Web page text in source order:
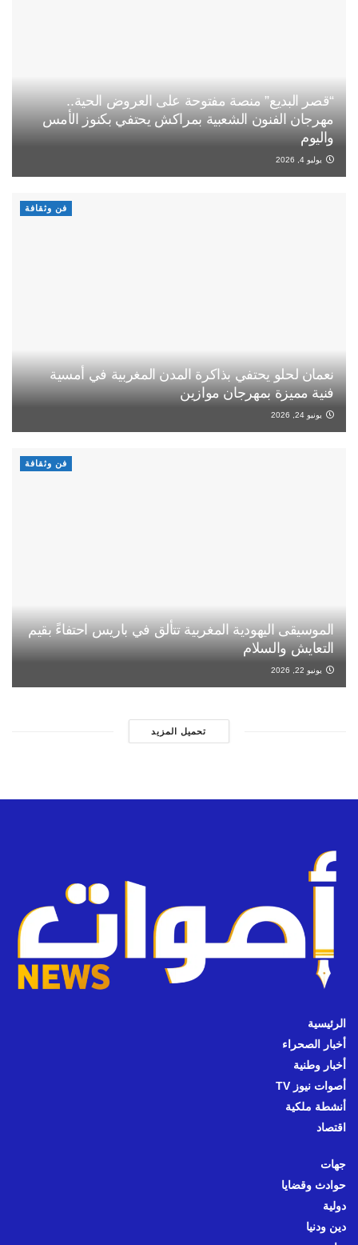
“قصر البديع” منصة مفتوحة على العروض الحية..
مهرجان الفنون الشعبية بمراكش يحتفي بكنوز الأمس
واليوم
يوليو 4, 2026
فن وثقافة
نعمان لحلو يحتفي بذاكرة المدن المغربية في أمسية
فنية مميزة بمهرجان موازين
يونيو 24, 2026
فن وثقافة
الموسيقى اليهودية المغربية تتألق في باريس احتفاءً بقيم
التعايش والسلام
يونيو 22, 2026
تحميل المزيد
الرئيسية
أخبار الصحراء
أخبار وطنية
أصوات نيوز TV
أنشطة ملكية
اقتصاد
جهات
حوادث وقضايا
دولية
دين ودنيا